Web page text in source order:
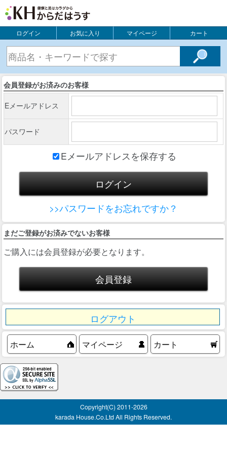
ログイン お気に入り マイページ カート
会員登録がお済みのお客様
Eメールアドレス
パスワード
Eメールアドレスを保存する
>>パスワードをお忘れですか？
まだご登録がお済みでないお客様
ご購入には会員登録が必要となります。
ログアウト
ホーム マイページ カート
Copyright(C) 2011-2026
karada House.Co.Ltd All Rights Reserved.